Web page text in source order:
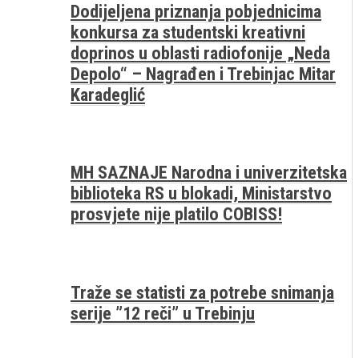
Dodijeljena priznanja pobjednicima
konkursa za studentski kreativni
doprinos u oblasti radiofonije „Neda
Depolo“ – Nagrađen i Trebinjac Mitar
Karadeglić
MH SAZNAJE Narodna i univerzitetska
biblioteka RS u blokadi, Ministarstvo
prosvjete nije platilo COBISS!
Traže se statisti za potrebe snimanja
serije ”12 reči” u Trebinju